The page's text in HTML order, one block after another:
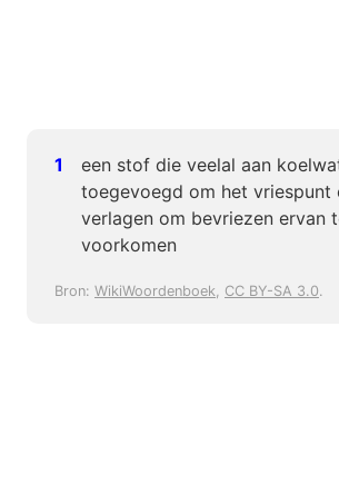
een stof die veelal aan
toegevoegd om het vriespunt
verlagen om bevriezen ervan
voorkomen
Bron: WikiWoordenboek, CC BY-SA 3.0.